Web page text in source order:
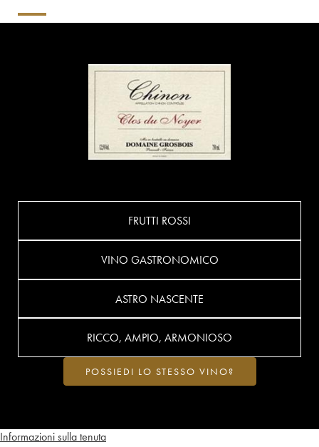
Informazioni sulla tenuta
FRUTTI ROSSI
VINO GASTRONOMICO
ASTRO NASCENTE
RICCO, AMPIO, ARMONIOSO
POSSIEDI LO STESSO VINO?